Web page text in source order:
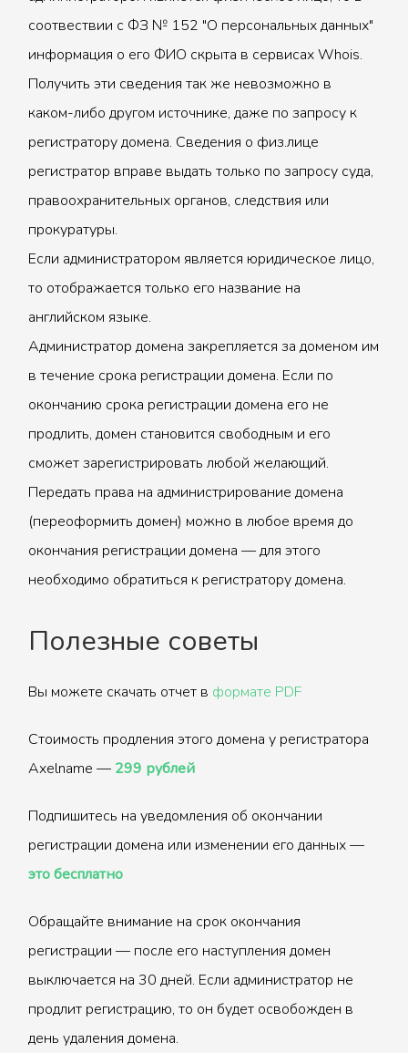
соотвествии с ФЗ № 152 "О персональных данных"
информация о его ФИО скрыта в сервисах Whois.
Получить эти сведения так же невозможно в
каком-либо другом источнике, даже по запросу к
регистратору домена. Сведения о физ.лице
регистратор вправе выдать только по запросу суда,
правоохранительных органов, следствия или
прокуратуры.
Если администратором является юридическое лицо,
то отображается только его название на
английском языке.
Администратор домена закрепляется за доменом им
в течение срока регистрации домена. Если по
окончанию срока регистрации домена его не
продлить, домен становится свободным и его
сможет зарегистрировать любой желающий.
Передать права на администрирование домена
(переоформить домен) можно в любое время до
окончания регистрации домена — для этого
необходимо обратиться к регистратору домена.
Полезные советы
Вы можете скачать отчет в формате PDF
Стоимость продления этого домена у регистратора
Axelname — 299 рублей
Подпишитесь на уведомления об окончании
регистрации домена или изменении его данных —
это бесплатно
Обращайте внимание на срок окончания
регистрации — после его наступления домен
выключается на 30 дней. Если администратор не
продлит регистрацию, то он будет освобожден в
день удаления домена.